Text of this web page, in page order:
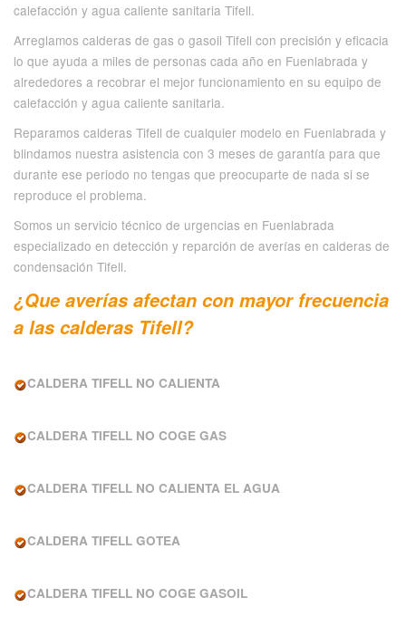
calefacción y agua caliente sanitaria Tifell.
Arreglamos calderas de gas o gasoil Tifell con precisión y eficacia
lo que ayuda a miles de personas cada año en Fuenlabrada y
alrededores a recobrar el mejor funcionamiento en su equipo de
calefacción y agua caliente sanitaria.
Reparamos calderas Tifell de cualquier modelo en Fuenlabrada y
blindamos nuestra asistencia con 3 meses de garantía para que
durante ese periodo no tengas que preocuparte de nada si se
reproduce el problema.
Somos un servicio técnico de urgencias en Fuenlabrada
especializado en detección y reparción de averías en calderas de
condensación Tifell.
¿Que averías afectan con mayor frecuencia
a las calderas Tifell?
CALDERA TIFELL NO CALIENTA
CALDERA TIFELL NO COGE GAS
CALDERA TIFELL NO CALIENTA EL AGUA
CALDERA TIFELL GOTEA
CALDERA TIFELL NO COGE GASOIL